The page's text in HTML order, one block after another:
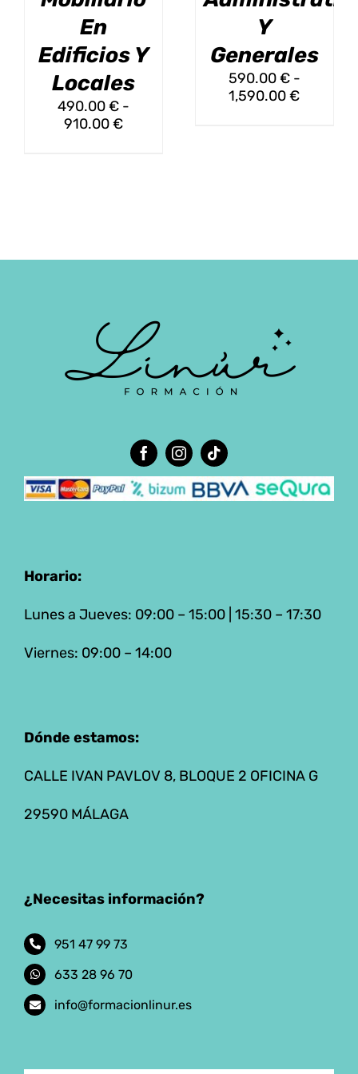
PRODUCTO
En
Edificios Y
Locales
490.00€ -
910.00€Rango
Y
Generales
590.00€ -
1,590.00€Rango
Horario:
Lunes a Jueves: 09:00 – 15:00 | 15:30 – 17:30
Viernes: 09:00 – 14:00
Dónde estamos:
CALLE IVAN PAVLOV 8, BLOQUE 2 OFICINA G
29590 MÁLAGA
¿Necesitas información?
951 47 99 73
633 28 96 70
info@formacionlinur.es